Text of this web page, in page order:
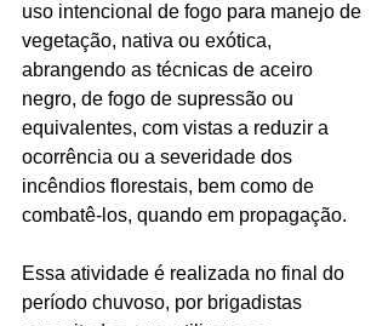
uso intencional de fogo para manejo de
vegetação, nativa ou exótica,
abrangendo as técnicas de aceiro
negro, de fogo de supressão ou
equivalentes, com vistas a reduzir a
ocorrência ou a severidade dos
incêndios florestais, bem como de
combatê-los, quando em propagação.
Essa atividade é realizada no final do
período chuvoso, por brigadistas